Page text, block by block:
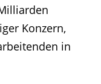
Konzern,
in